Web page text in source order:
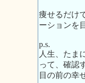
痩せるだけ
ーションを
p.s.
人生、たま
って、確認
目の前の幸